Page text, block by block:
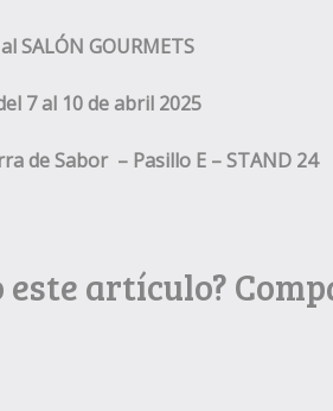
SALÓN GOURMETS
7 al 10 de abril 2025
de Sabor – Pasillo E – STAND 24
este artículo?